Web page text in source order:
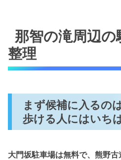
那智の滝周辺の
整理
まず候補に入るの
歩ける人にはいち
大門坂駐車場は無料で、熊野